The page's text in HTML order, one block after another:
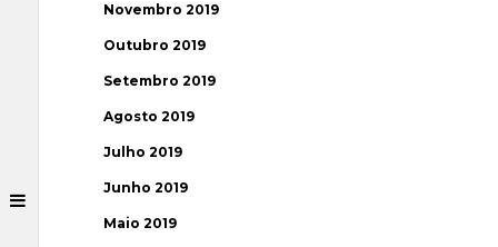
Novembro 2019
Outubro 2019
Setembro 2019
Agosto 2019
Julho 2019
Junho 2019
Maio 2019